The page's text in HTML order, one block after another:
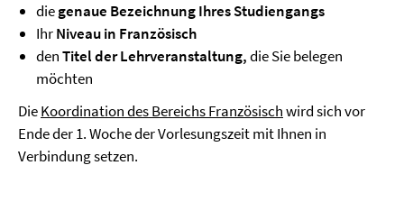
diegenaue Bezeichnung Ihres Studiengangs
IhrNiveau in Französisch
denTitel der Lehrveranstaltung,die Sie belegen
möchten
DieKoordination des Bereichs Französischwird sich vor
Ende der 1. Woche der Vorlesungszeit mit Ihnen in
Verbindung setzen.